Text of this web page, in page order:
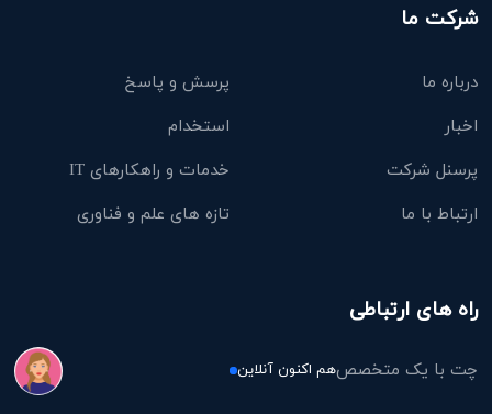
شرکت ما
درباره ما
پرسش و پاسخ
اخبار
استخدام
پرسنل شرکت
خدمات و راهکارهای IT
ارتباط با ما
تازه های علم و فناوری
راه های ارتباطی
چت با یک متخصصهم اکنون آنلاین